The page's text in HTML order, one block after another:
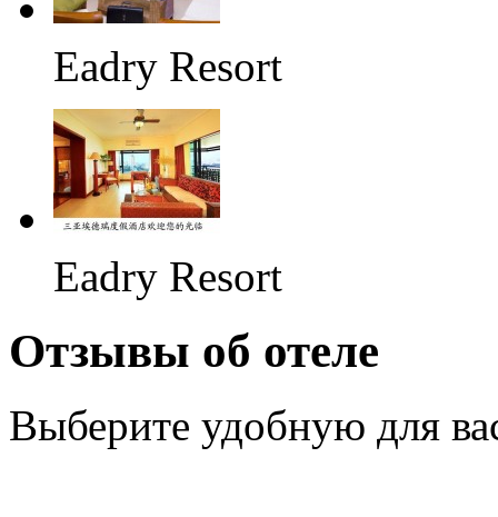
Eadry Resort
Eadry Resort
Отзывы об отеле
Выберите удобную для